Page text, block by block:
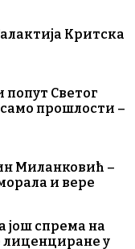
Критска
Светог
прошлости –
Миланковић –
и вере
спрема на
лиценциране у